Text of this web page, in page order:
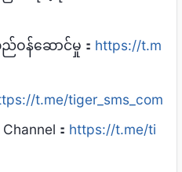
ဝန်ဆောင်မှု： https://t.m
t.me/tiger_sms_com
： https://t.me/ti